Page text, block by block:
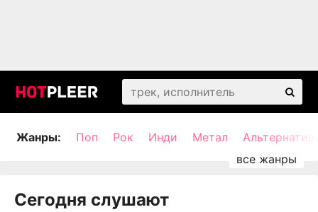
Жанры: Поп Рок Инди Метал
Сегодня слушают